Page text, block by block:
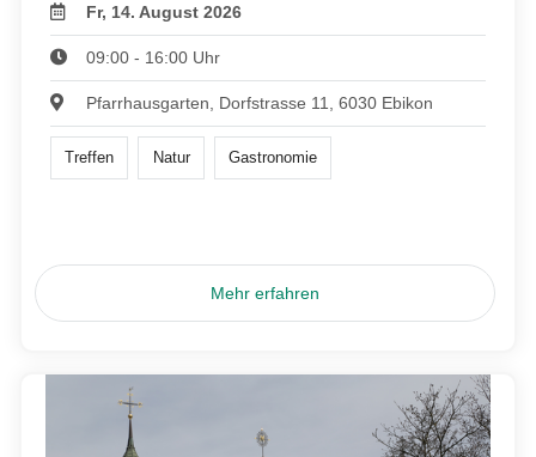
Fr, 14. August 2026
09:00 - 16:00 Uhr
Pfarrhausgarten, Dorfstrasse 11, 6030 Ebikon
Treffen Natur Gastronomie
Mehr erfahren